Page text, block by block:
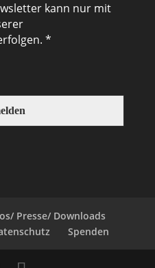
kann nur mit
*
Presse/ Downloads
Spenden